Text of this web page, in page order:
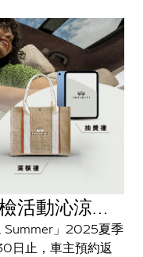
活動沁涼啟
Summer」2025夏季
日止，車主預約返